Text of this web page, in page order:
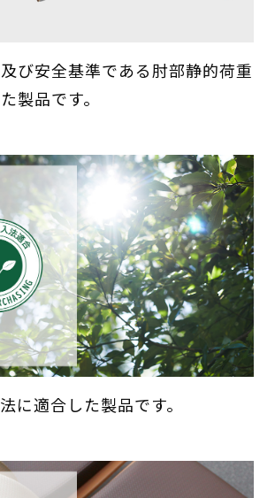
び安全基準である肘部静的荷重
製品です。
に適合した製品です。